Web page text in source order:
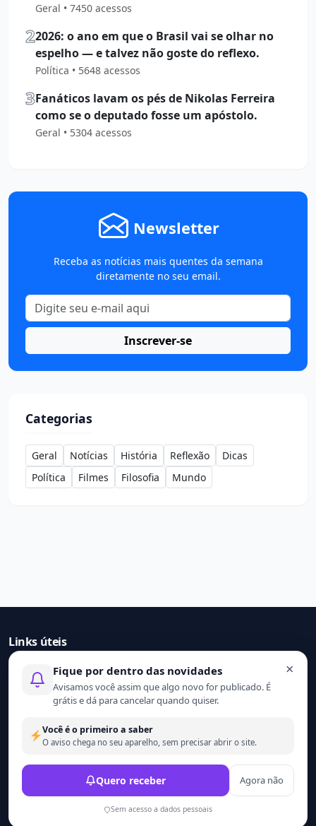
Geral • 7450 acessos
22026: o ano em que o Brasil vai se olhar no
espelho — e talvez não goste do reflexo.
Política • 5648 acessos
3Fanáticos lavam os pés de Nikolas Ferreira
como se o deputado fosse um apóstolo.
Geral • 5304 acessos
Newsletter
Receba as notícias mais quentes da semana
diretamente no seu email.
Inscrever-se
Categorias
Geral Notícias História Reflexão
Dicas
Política
Filmes Filosofia Mundo
Links úteis
Início
Contato
Sobre nós
Termo de uso
Política de privacidade
© 2021 - 2026 Ler mais. Todos os direitos reservados.
Desenvolvido porWesley Catula.
×
Fique por dentro das novidades
Avisamos você assim que algo novo for publicado. É
grátis e dá para cancelar quando quiser.
Você é o primeiro a saber
O aviso chega no seu aparelho, sem precisar abrir o site.
Quero receber Agora não
Sem acesso a dados pessoais